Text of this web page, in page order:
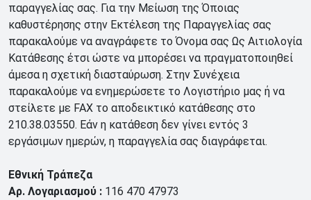
παραγγελίας σας. Για την Μείωση της Όποιας
καθυστέρησης στην Εκτέλεση της Παραγγελίας σας
παρακαλούμε να αναγράφετε το Όνομα σας Ως Αιτιολογία
Κατάθεσης έτσι ώστε να μπορέσει να πραγματοποιηθεί
άμεσα η σχετική διασταύρωση. Στην Συνέχεια
παρακαλούμε να ενημερώσετε το Λογιστήριο μας ή να
στείλετε με FAX το αποδεικτικό κατάθεσης στο
210.38.03550. Εάν η κατάθεση δεν γίνει εντός 3
εργάσιμων ημερών, η παραγγελία σας διαγράφεται.
Εθνική Τράπεζα
Αρ. Λογαριασμού : 116 470 47973